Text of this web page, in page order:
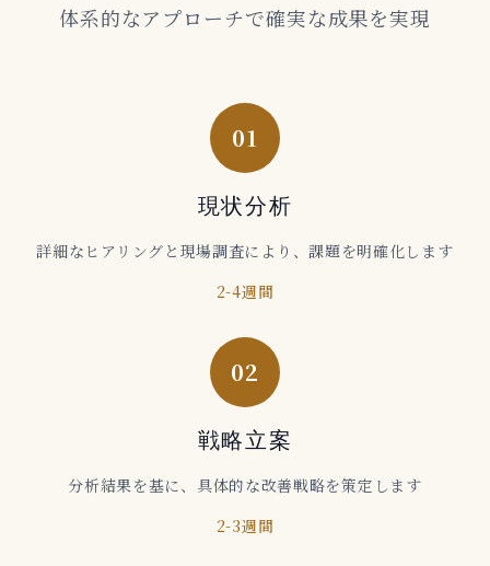
体系的なアプローチで確実な成果を実現
01
現状分析
詳細なヒアリングと現場調査により、課題を明確化します
2-4週間
02
戦略立案
分析結果を基に、具体的な改善戦略を策定します
2-3週間